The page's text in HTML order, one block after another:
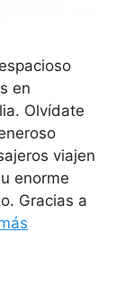
en
Olvídate
viajen
enorme
Gracias a